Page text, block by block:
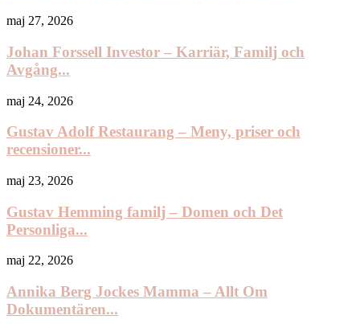
maj 27, 2026
Johan Forssell Investor – Karriär, Familj och
Avgång...
maj 24, 2026
Gustav Adolf Restaurang – Meny, priser och
recensioner...
maj 23, 2026
Gustav Hemming familj – Domen och Det
Personliga...
maj 22, 2026
Annika Berg Jockes Mamma – Allt Om
Dokumentären...